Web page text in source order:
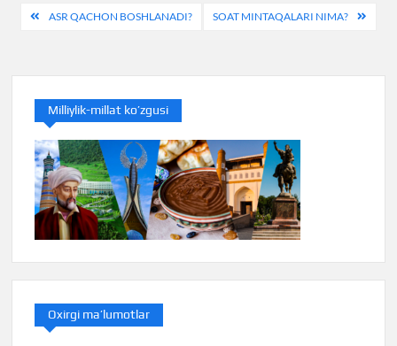
PostASR QACHON BOSHLANADI? SOAT MINTAQALARI NIMA?
Milliylik-millat ko’zgusi
Oxirgi ma’lumotlar